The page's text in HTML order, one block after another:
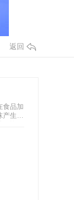
返回
食品加
产生或